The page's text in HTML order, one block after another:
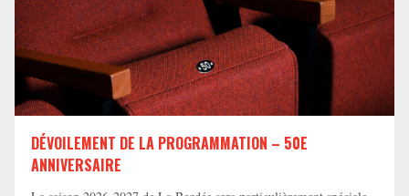
DÉVOILEMENT DE LA PROGRAMMATION – 50E
ANNIVERSAIRE